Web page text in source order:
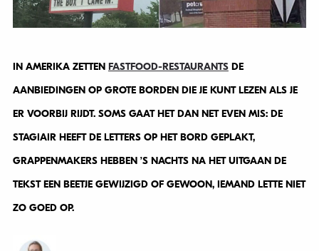
IN AMERIKA ZETTEN FASTFOOD-RESTAURANTSDE
AANBIEDINGEN OP GROTE BORDEN DIE JE KUNT LEZEN ALS JE
ER VOORBIJ RIJDT. SOMS GAAT HET DAN NET EVEN MIS: DE
STAGIAIR HEEFT DE LETTERS OP HET BORD GEPLAKT,
GRAPPENMAKERS HEBBEN ’S NACHTS NA HET UITGAAN DE
TEKST EEN BEETJE GEWIJZIGD OF GEWOON, IEMAND LETTE NIET
ZO GOED OP.